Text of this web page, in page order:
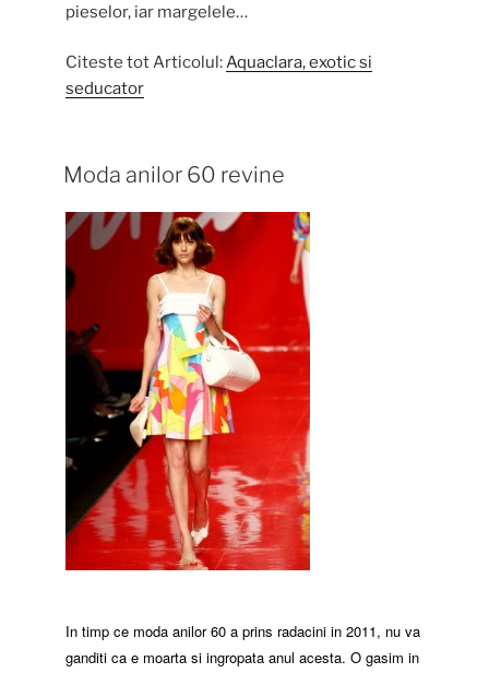
pieselor, iar margelele…
Citeste tot Articolul:Aquaclara, exotic si
seducator
Moda anilor 60 revine
In timp ce moda anilor 60 a prins radacini in 2011, nu va
ganditi ca e moarta si ingropata anul acesta. O gasim in